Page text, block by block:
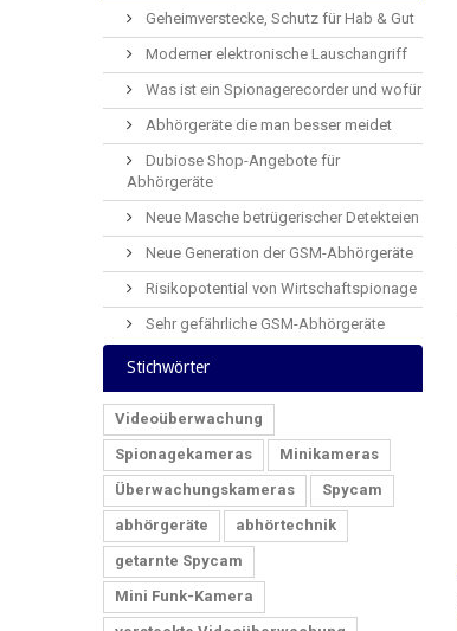
Geheimverstecke, Schutz für Hab & Gut
Moderner elektronische Lauschangriff
Was ist ein Spionagerecorder und wofür
Abhörgeräte die man besser meidet
Dubiose Shop-Angebote für
Abhörgeräte
Neue Masche betrügerischer Detekteien
Neue Generation der GSM-Abhörgeräte
Risikopotential von Wirtschaftspionage
Sehr gefährliche GSM-Abhörgeräte
Stichwörter
Videoüberwachung
Spionagekameras
Minikameras
Überwachungskameras
Spycam
abhörgeräte
abhörtechnik
getarnte Spycam
Mini Funk-Kamera